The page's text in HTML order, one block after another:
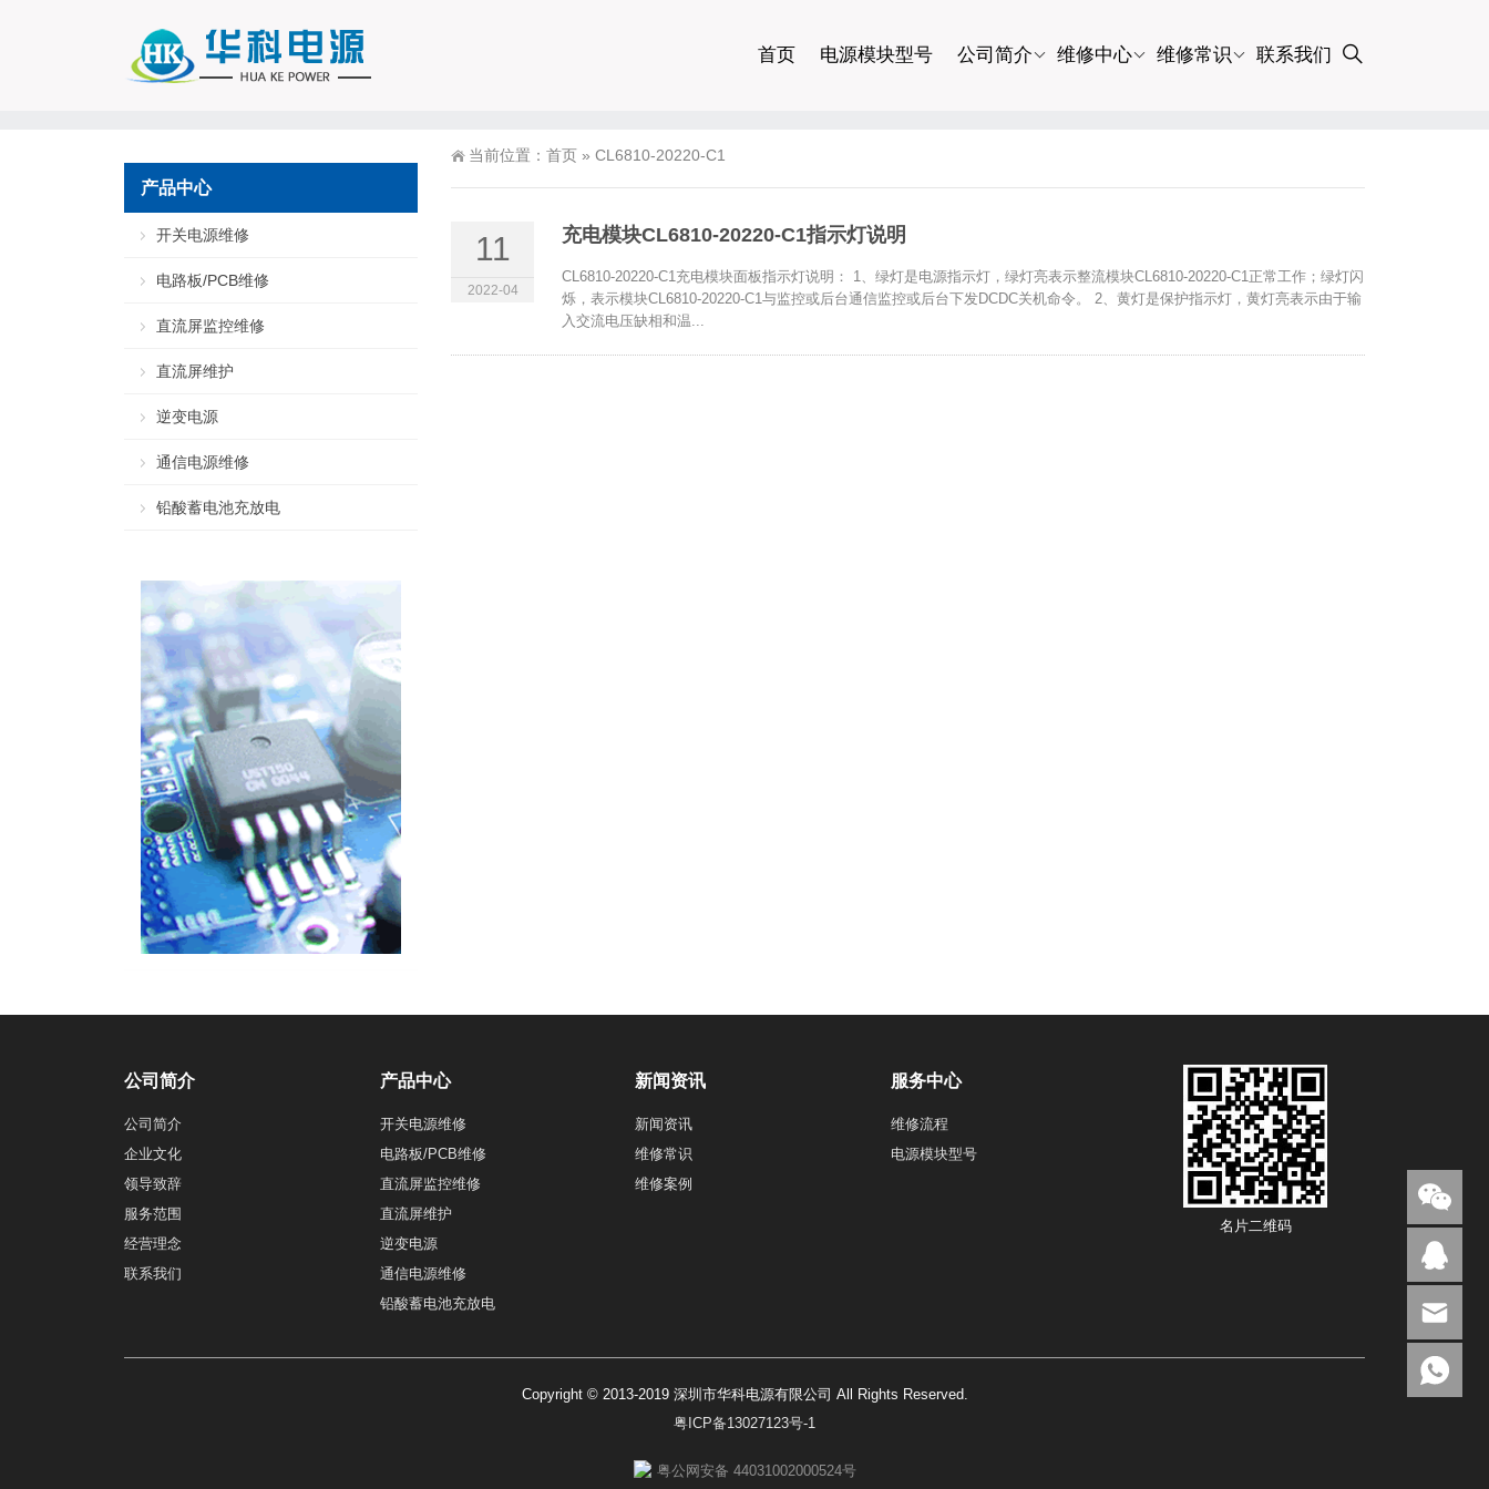
首页 电源模块型号 公司简介 维修中心 维修常识 联系我们
当前位置： 首页 » CL6810-20220-C1
11
2022-04
充电模块CL6810-20220-C1指示灯说明
CL6810-20220-C1充电模块面板指示灯说明： 1、绿灯是电源指示灯，绿灯亮表示整流模块CL6810-20220-C1正常工作；绿灯闪
烁，表示模块CL6810-20220-C1与监控或后台通信监控或后台下发DCDC关机命令。 2、黄灯是保护指示灯，黄灯亮表示由于输
入交流电压缺相和温...
产品中心
开关电源维修
电路板/PCB维修
直流屏监控维修
直流屏维护
逆变电源
通信电源维修
铅酸蓄电池充放电
公司简介
公司简介
企业文化
领导致辞
服务范围
经营理念
联系我们
产品中心
开关电源维修
电路板/PCB维修
直流屏监控维修
直流屏维护
逆变电源
通信电源维修
铅酸蓄电池充放电
新闻资讯
新闻资讯
维修常识
维修案例
服务中心
维修流程
电源模块型号
名片二维码
Copyright © 2013-2019 深圳市华科电源有限公司 All Rights Reserved.
粤ICP备13027123号-1
粤公网安备 44031002000524号